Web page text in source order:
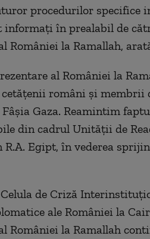
procedurilor specifice
informaţi în prealabil de
României la Ramallah,
al României la
români şi membrii
Gaza. Reamintim
din cadrul Unităţii de
R.A. Egipt, în vederea
Celula de Criză
ale României la
României la Ramallah